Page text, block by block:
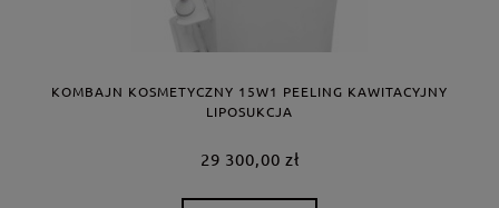
KOMBAJN KOSMETYCZNY 15W1 PEELING KAWITACYJNY
LIPOSUKCJA
29 300,00 zł